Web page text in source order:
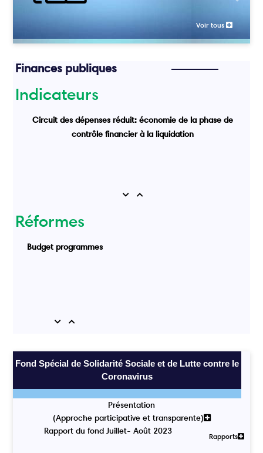
Voir tous
Finances publiques
Indicateurs
Circuit des dépenses réduit: économie de la phase de
contrôle financier à la liquidation
Previous
Réformes
Budget programmes
Previous
Fond Spécial de Solidarité Sociale et de Lutte contre le
Coronavirus
Présentation
(Approche participative et transparente)
Rapports
Rapport du fond Juillet- Août 2023